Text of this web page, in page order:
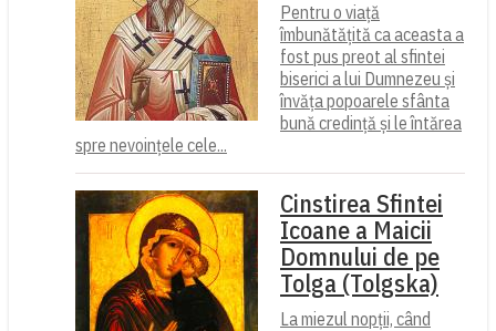
Pentru o viață
îmbunătățită ca aceasta a
fost pus preot al sfintei
biserici a lui Dumnezeu și
învăța popoarele sfânta
bună credință și le întărea
spre nevoințele cele...
Cinstirea Sfintei
Icoane a Maicii
Domnului de pe
Tolga (Tolgska)
La miezul nopții, când